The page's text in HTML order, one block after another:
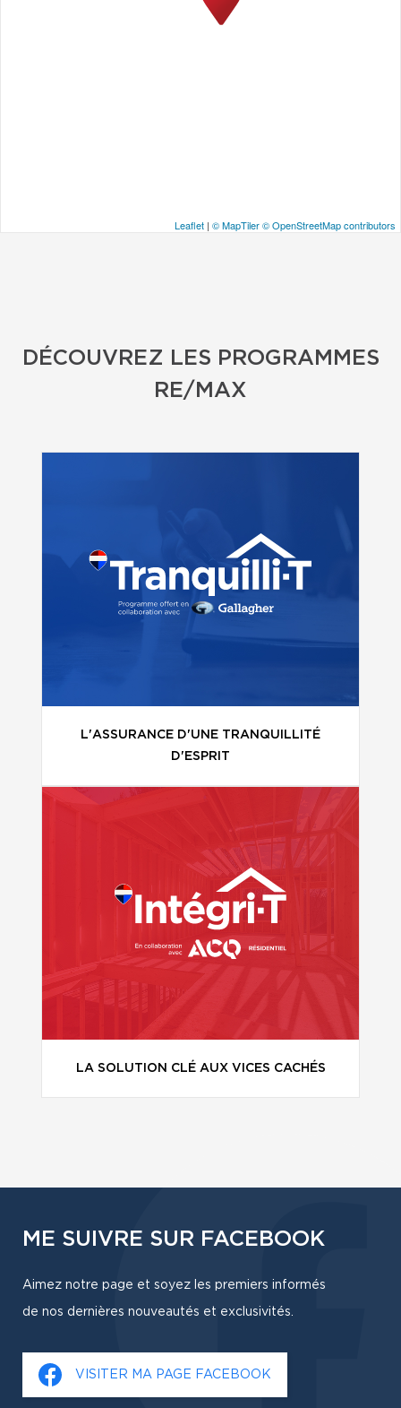
Leaflet | © MapTiler© OpenStreetMap contributors
DÉCOUVREZ LES PROGRAMMES
RE/MAX
L'ASSURANCE D'UNE TRANQUILLITÉ
D'ESPRIT
LA SOLUTION CLÉ AUX VICES CACHÉS
ME SUIVRE SUR FACEBOOK
Aimez notre page et soyez les premiers informés
de nos dernières nouveautés et exclusivités.
VISITER MA PAGE FACEBOOK